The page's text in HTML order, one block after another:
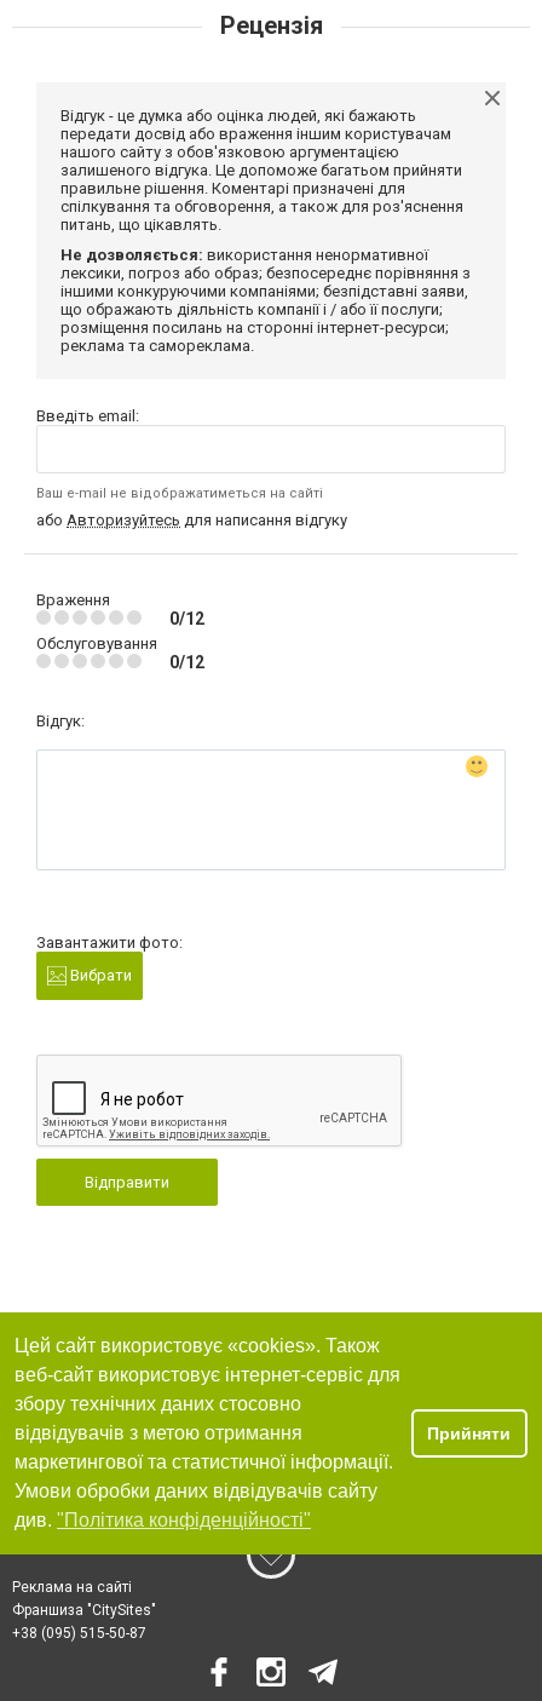
Рецензія
Відгук - це думка або оцінка людей, які бажають
передати досвід або враження іншим користувачам
нашого сайту з обов'язковою аргументацією
залишеного відгука. Це допоможе багатьом прийняти
правильне рішення. Коментарі призначені для
спілкування та обговорення, а також для роз'яснення
питань, що цікавлять.
Не дозволяється: використання ненормативної
лексики, погроз або образ; безпосереднє порівняння з
іншими конкуруючими компаніями; безпідставні заяви,
що ображають діяльність компанії і / або її послуги;
розміщення посилань на сторонні інтернет-ресурси;
реклама та самореклама.
Введіть email:
Ваш e-mail не відображатиметься на сайті
або Авторизуйтесь для написання відгуку
Враження
0/12
Обслуговування
0/12
Відгук:
Завантажити фото:
Вибрати
Відправити
Цей сайт використовує «cookies». Також
веб-сайт використовує інтернет-сервіс для
збору технічних даних стосовно
відвідувачів з метою отримання
маркетингової та статистичної інформації.
Умови обробки даних відвідувачів сайту
див. "Політика конфіденційності"
Прийняти
Реклама на сайті
Франшиза "CitySites"
+38 (095) 515-50-87